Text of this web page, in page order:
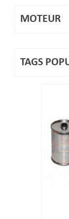
MOTEUR
TAGS